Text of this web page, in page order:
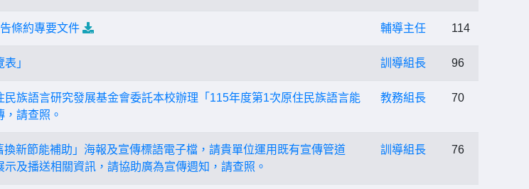
條約專要文件 輔導主任 114
」 訓導組長 96
族語言研究發展基金會委託本校辦理「115年度第1次原住民族語言能
請查照。
教務組長 70
新節能補助」海報及宣傳標語電子檔，請貴單位運用既有宣傳管道
及播送相關資訊，請協助廣為宣傳週知，請查照。
訓導組長 76